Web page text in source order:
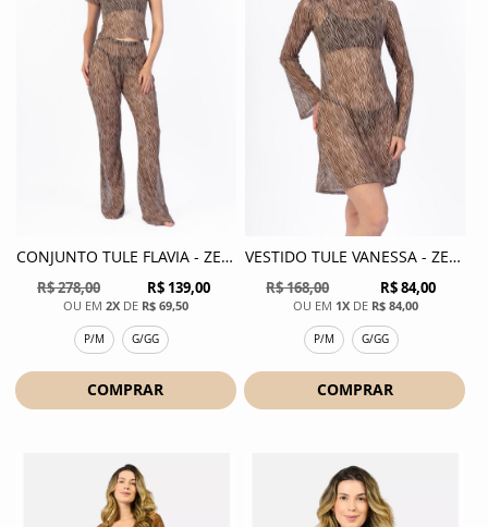
CONJUNTO TULE FLAVIA - ZEBRA
R$ 139,00
R$ 278,00
2X DE R$ 69,50
P/M G/GG
COMPRAR
VESTIDO TULE VANESSA - ZEBRA
R$ 84,00
R$ 168,00
1XDE R$ 84,00
P/M G/GG
COMPRAR